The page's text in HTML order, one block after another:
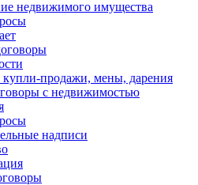
недвижимого имущества
продажи, мены, дарения
с недвижимостью
надписи